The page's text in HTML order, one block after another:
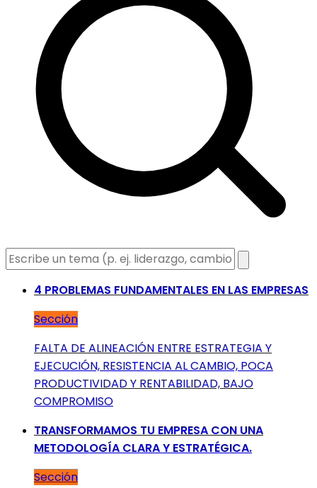
4 PROBLEMAS FUNDAMENTALES EN LAS EMPRESAS
Sección
FALTA DE ALINEACIÓN ENTRE ESTRATEGIA Y
EJECUCIÓN, RESISTENCIA AL CAMBIO, POCA
PRODUCTIVIDAD Y RENTABILIDAD, BAJO
COMPROMISO
TRANSFORMAMOS TU EMPRESA CON UNA
METODOLOGÍA CLARA Y ESTRATÉGICA.
Sección